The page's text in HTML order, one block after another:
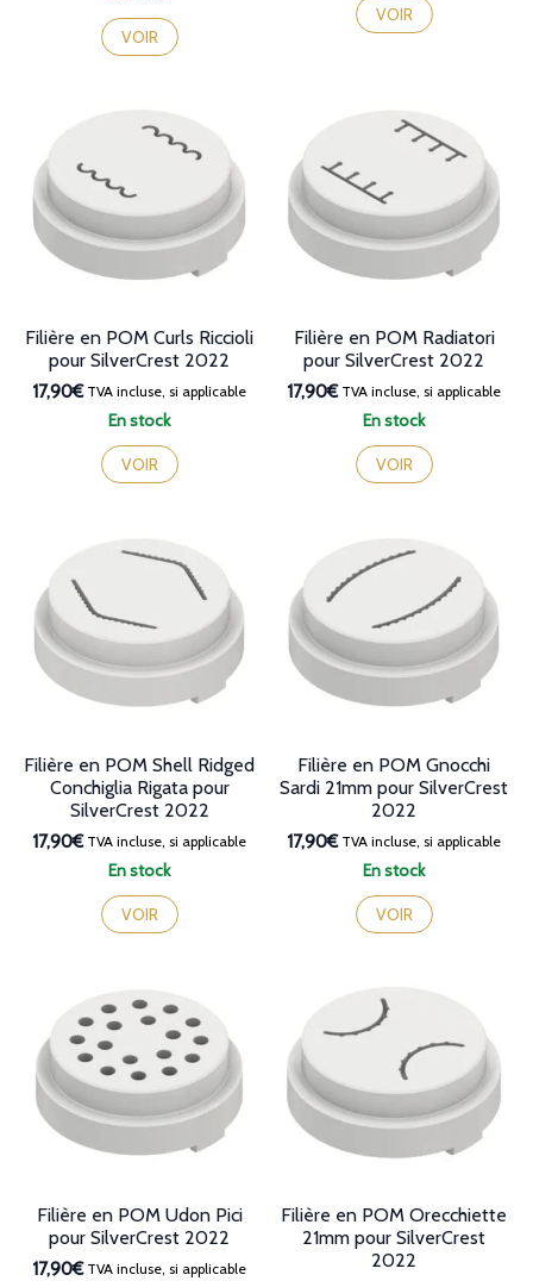
VOIR
VOIR
En stock
Filière en POM Curls Riccioli
pour SilverCrest 2022
17,90€TVA incluse, si applicable
VOIR
En stock
Filière en POM Radiatori
pour SilverCrest 2022
17,90€TVA incluse, si applicable
VOIR
En stock
Filière en POM Shell Ridged
Conchiglia Rigata pour
SilverCrest 2022
17,90€TVA incluse, si applicable
VOIR
En stock
Filière en POM Gnocchi
Sardi 21mm pour SilverCrest
2022
17,90€TVA incluse, si applicable
VOIR
Filière en POM Udon Pici
pour SilverCrest 2022
17,90€TVA incluse, si applicable
Filière en POM Orecchiette
21mm pour SilverCrest
2022